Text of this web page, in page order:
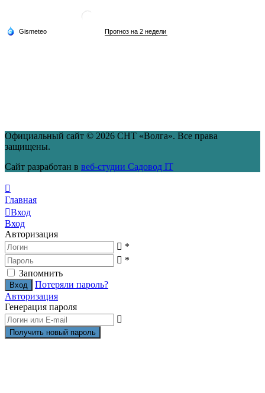
Официальный сайт © 2026 СНТ «Волга». Все права
защищены.
Сайт разработан в веб-студии Садовод IT
Главная
Вход
Вход
Авторизация
*
*
Запомнить
Потеряли пароль?
Авторизация
Генерация пароля